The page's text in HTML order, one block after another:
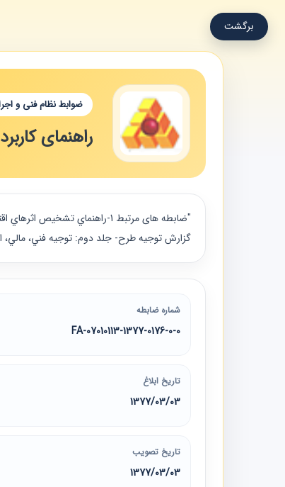
برگشت
ضوابط نظام فنی و
راهنمای
گزارش توجيه طرح- جلد دوم: توجيه فني، مالي،
شماره ضابطه
07010113-1377-0176-0-0-FA
تاریخ ابلاغ
1377/03/03
تاریخ تصویب
1377/03/03